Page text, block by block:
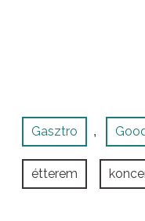
Gasztro ,
étterem